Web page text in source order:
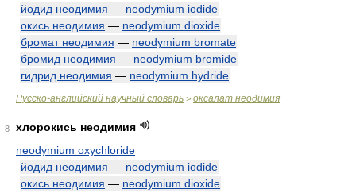
йодид неодимия — neodymium iodide
окись неодимия — neodymium dioxide
бромат неодимия — neodymium bromate
бромид неодимия — neodymium bromide
гидрид неодимия — neodymium hydride
Русско-английский научный словарь > оксалат неодимия
8
хлорокись неодимия
neodymium oxychloride
йодид неодимия — neodymium iodide
окись неодимия — neodymium dioxide